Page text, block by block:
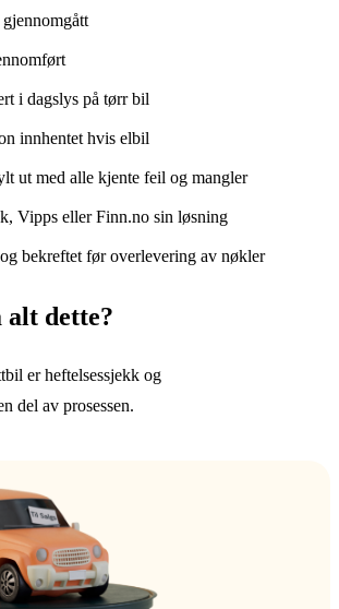
i dagslys på tørr bil
innhentet hvis elbil
ut med alle kjente feil og mangler
Vipps eller Finn.no sin løsning
bekreftet før overlevering av nøkler
alt dette?
er heftelsessjekk og
del av prosessen.